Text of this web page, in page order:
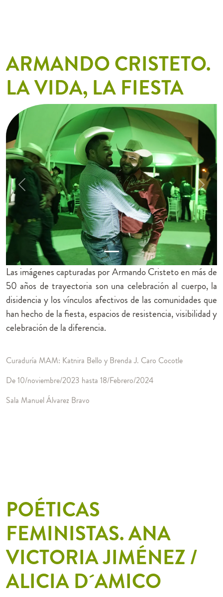
ARMANDO CRISTETO.
LA VIDA, LA FIESTA
Previous Next
Las imágenes capturadas por Armando Cristeto en más de
50 años de trayectoria son una celebración al cuerpo, la
disidencia y los vínculos afectivos de las comunidades que
han hecho de la fiesta, espacios de resistencia, visibilidad y
celebración de la diferencia.
Curaduría MAM: Katnira Bello y Brenda J. Caro Cocotle
De 10/noviembre/2023 hasta 18/Febrero/2024
Sala Manuel Álvarez Bravo
POÉTICAS
FEMINISTAS. ANA
VICTORIA JIMÉNEZ /
ALICIA D´AMICO